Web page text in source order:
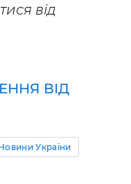
від
ВІД
України